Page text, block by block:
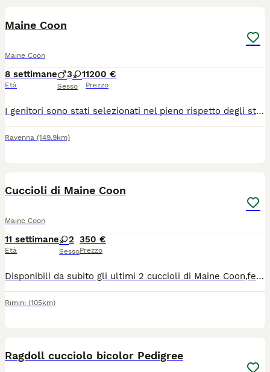
Maine Coon
Maine Coon
8 settimane
Età
3 1
Sesso
1200 €
Prezzo
I genitori sono stati selezionati nel pieno rispetto degli standard di razza. Godono di ottima salute e sono testati per: FIV/FELV Ecocardiogramma regolare (esenti da HCM) Esenti da tutte le principali patologie genetiche della razza Cosa include l'affido: Il cucciolo lascerà l'allevamento provvisto di tutta la documentazione ufficiale e medica necessaria: Pedigree ufficiale (certificato genealogico) Microchip già inserito e registrazione all'anagrafe felina Ciclo vaccinale completo adeguato all'età Trattamenti sverminanti completati Assistenza post-affido continua per supportarvi in ogni fase della crescita Scegliere il nostro allevamento significa affidarsi a professionisti che mettono al primo posto il benessere animale, l'etica e la corretta selezione morfologica e caratteriale della razza.
Ravenna (149.9km)
Cuccioli di Maine Coon
Maine Coon
11 settimane
Età
2
Sesso
350 €
Prezzo
Disponibili da subito gli ultimi 2 cuccioli di Maine Coon,femmine di 2 mesi già compiuti,nate ed allevate in famiglia con tanto amore e dedizione, ottimo carattere, estremamente affettuose,abituate all' uso della lettiera e il tiragraffi,visitate dal veterinario con doppia sverminazione e profiassi antiparassitaria esterna.per maggiori informazioni contattatemi tramite WhatsApp al 3889944741
Rimini (105km)
Ragdoll cucciolo bicolor Pedigree